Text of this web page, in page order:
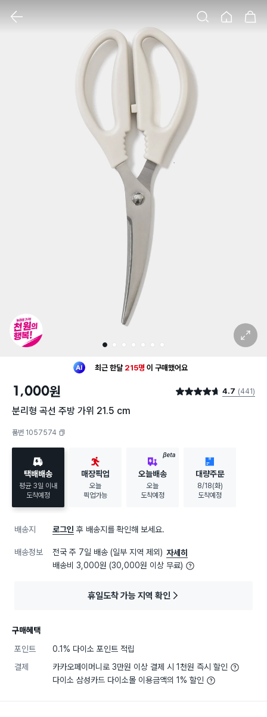
1 2 3 4 5 6 7
확대 보기
최근 한달 215명 이 구매했어요
구매했어요
1,000원 별점 4.7점 4.7 (441)
분리형 곡선 주방 가위 21.5 cm
품번 1057574
택배배송
평균 3일 이내
도착예정
매장픽업
오늘
픽업가능
BETA
오늘배송
오늘
도착예정
대량주문
8/18(화)
도착예정
배송지 로그인 후 배송지를 확인해 보세요.
배송정보 전국 주 7일 배송 (일부 지역 제외) 자세히
배송비 3,000원 (30,000원 이상 무료)
휴일도착 가능 지역 확인
구매혜택
포인트
0.1% 다이소 포인트 적립
결제
카카오페이머니로 3만원 이상 결제 시 1천원 즉시 할인
다이소 삼성카드 다이소몰 이용금액의 1% 할인